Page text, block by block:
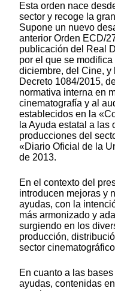
Esta orden nace
sector y recoge la
Supone un nuevo
anterior Orden ECD/
publicación del Real
por el que se
diciembre, del Cine, y
Decreto 1084/2015,
normativa interna en
cinematografía y al
establecidos en la
la Ayuda estatal a las
producciones del
«Diario Oficial de la
de 2013.
En el contexto del
introducen mejoras y
ayudas, con la
más armonizado y
surgiendo en los
producción,
sector
En cuanto a las
ayudas, contenidas